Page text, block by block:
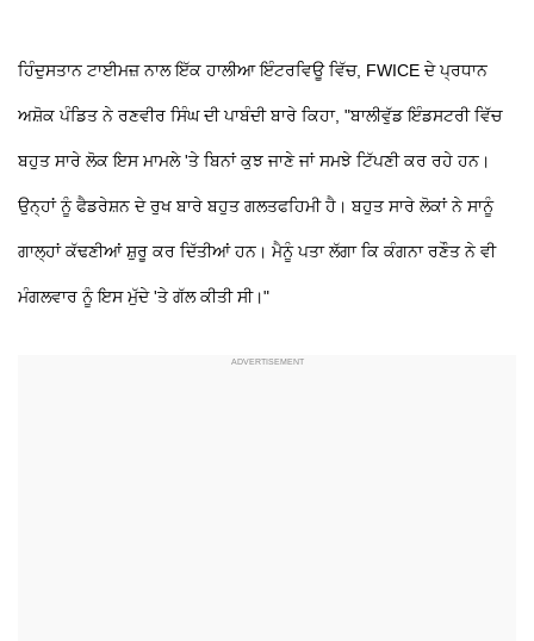
ਹਿੰਦੁਸਤਾਨ ਟਾਈਮਜ਼ ਨਾਲ ਇੱਕ ਹਾਲੀਆ ਇੰਟਰਵਿਊ ਵਿੱਚ, FWICE ਦੇ ਪ੍ਰਧਾਨ
ਅਸ਼ੋਕ ਪੰਡਿਤ ਨੇ ਰਣਵੀਰ ਸਿੰਘ ਦੀ ਪਾਬੰਦੀ ਬਾਰੇ ਕਿਹਾ, "ਬਾਲੀਵੁੱਡ ਇੰਡਸਟਰੀ ਵਿੱਚ
ਬਹੁਤ ਸਾਰੇ ਲੋਕ ਇਸ ਮਾਮਲੇ 'ਤੇ ਬਿਨਾਂ ਕੁਝ ਜਾਣੇ ਜਾਂ ਸਮਝੇ ਟਿੱਪਣੀ ਕਰ ਰਹੇ ਹਨ।
ਉਨ੍ਹਾਂ ਨੂੰ ਫੈਡਰੇਸ਼ਨ ਦੇ ਰੁਖ ਬਾਰੇ ਬਹੁਤ ਗਲਤਫਹਿਮੀ ਹੈ। ਬਹੁਤ ਸਾਰੇ ਲੋਕਾਂ ਨੇ ਸਾਨੂੰ
ਗਾਲ੍ਹਾਂ ਕੱਢਣੀਆਂ ਸ਼ੁਰੂ ਕਰ ਦਿੱਤੀਆਂ ਹਨ। ਮੈਨੂੰ ਪਤਾ ਲੱਗਾ ਕਿ ਕੰਗਨਾ ਰਣੌਤ ਨੇ ਵੀ
ਮੰਗਲਵਾਰ ਨੂੰ ਇਸ ਮੁੱਦੇ 'ਤੇ ਗੱਲ ਕੀਤੀ ਸੀ।"